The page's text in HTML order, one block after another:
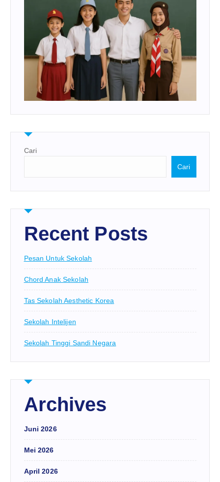
Cari
Cari
Recent Posts
Pesan Untuk Sekolah
Chord Anak Sekolah
Tas Sekolah Aesthetic Korea
Sekolah Intelijen
Sekolah Tinggi Sandi Negara
Archives
Juni 2026
Mei 2026
April 2026